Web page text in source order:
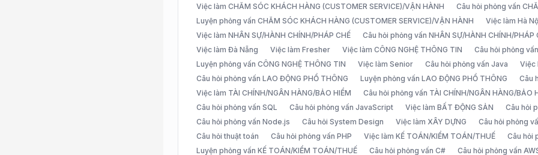
Việc làm CHĂM SÓC KHÁCH HÀNG (CUSTOMER SERVICE)/VẬN HÀNH
Câu hỏi phỏng vấn
Luyện phỏng vấn CHĂM SÓC KHÁCH HÀNG (CUSTOMER SERVICE)/VẬN HÀNH
Việc làm Hà
Việc làm NHÂN SỰ/HÀNH CHÍNH/PHÁP CHẾ
Câu hỏi phỏng vấn NHÂN SỰ/HÀNH CHÍNH/PHÁP
Việc làm Đà Nẵng
Việc làm Fresher Việc làm CÔNG NGHỆ THÔNG TIN
Câu hỏi phỏng
Luyện phỏng vấn CÔNG NGHỆ THÔNG TIN
Việc làm Senior Câu hỏi phỏng vấn Java
Việc
Câu hỏi phỏng vấn LAO ĐỘNG PHỔ THÔNG
Luyện phỏng vấn LAO ĐỘNG PHỔ THÔNG Câu
Việc làm TÀI CHÍNH/NGÂN HÀNG/BẢO HIỂM
Câu hỏi phỏng vấn TÀI CHÍNH/NGÂN HÀNG/BẢO
Câu hỏi phỏng vấn SQL
Câu hỏi phỏng vấn JavaScript Việc làm BẤT ĐỘNG SẢN Câu hỏi
Câu hỏi phỏng vấn Node.js
Câu hỏi System Design Việc làm XÂY DỰNG Câu hỏi phỏng
Câu hỏi thuật toán
Câu hỏi phỏng vấn PHP Việc làm KẾ TOÁN/KIỂM TOÁN/THUẾ
Câu hỏi
Luyện phỏng vấn KẾ TOÁN/KIỂM TOÁN/THUẾ
Câu hỏi phỏng vấn C# Câu hỏi phỏng vấn